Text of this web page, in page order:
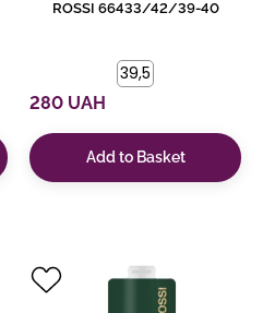
ROSSI 66433/42/39-40
39,5
280 UAH
Add to Basket